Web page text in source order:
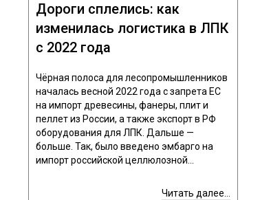
Дороги сплелись: как
изменилась логистика в ЛПК
с 2022 года
Чёрная полоса для лесопромышленников
началась весной 2022 года с запрета ЕС
на импорт древесины, фанеры, плит и
пеллет из России, а также экспорт в РФ
оборудования для ЛПК. Дальше —
больше. Так, было введено эмбарго на
импорт российской целлюлозной...
Читать далее...